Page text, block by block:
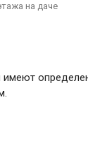
имеют
на даче